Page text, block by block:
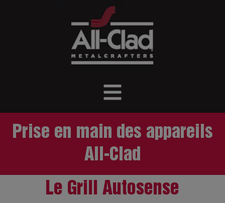
Prise en main des appareils
All-Clad
Le Grill Autosense